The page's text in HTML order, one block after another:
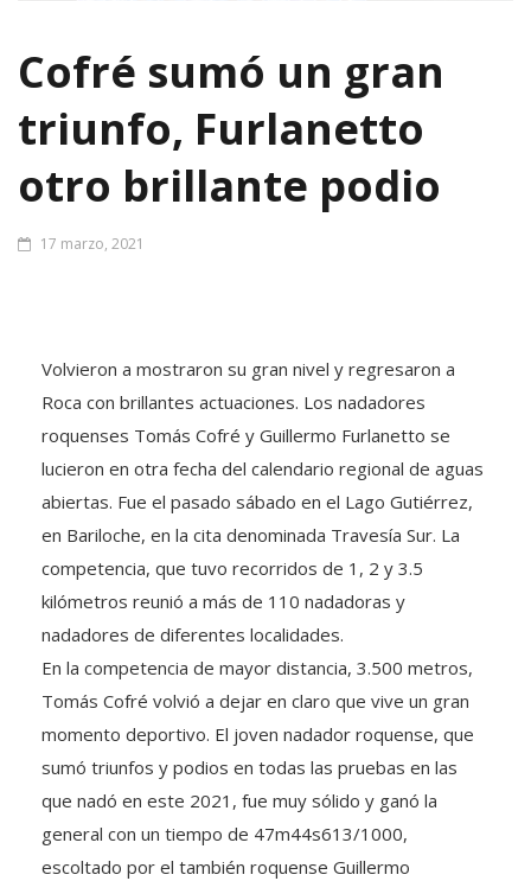
Cofré sumó un gran
triunfo, Furlanetto
otro brillante podio
17 marzo, 2021
Volvieron a mostraron su gran nivel y regresaron a
Roca con brillantes actuaciones. Los nadadores
roquenses Tomás Cofré y Guillermo Furlanetto se
lucieron en otra fecha del calendario regional de aguas
abiertas. Fue el pasado sábado en el Lago Gutiérrez,
en Bariloche, en la cita denominada Travesía Sur. La
competencia, que tuvo recorridos de 1, 2 y 3.5
kilómetros reunió a más de 110 nadadoras y
nadadores de diferentes localidades.
En la competencia de mayor distancia, 3.500 metros,
Tomás Cofré volvió a dejar en claro que vive un gran
momento deportivo. El joven nadador roquense, que
sumó triunfos y podios en todas las pruebas en las
que nadó en este 2021, fue muy sólido y ganó la
general con un tiempo de 47m44s613/1000,
escoltado por el también roquense Guillermo